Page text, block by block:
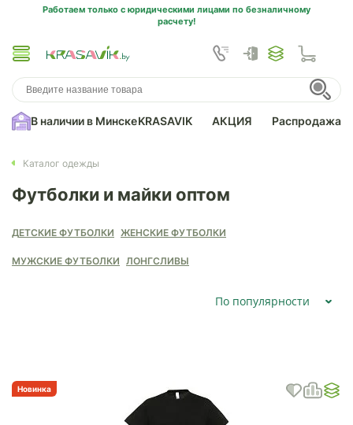
Работаем только с юридическими лицами по безналичному
расчету!
В наличии в МинскеKRASAVIK АКЦИЯ Распродажа
Каталог одежды
Футболки и майки оптом
ДЕТСКИЕ ФУТБОЛКИ ЖЕНСКИЕ ФУТБОЛКИ
МУЖСКИЕ ФУТБОЛКИ ЛОНГСЛИВЫ
По популярности
Новинка